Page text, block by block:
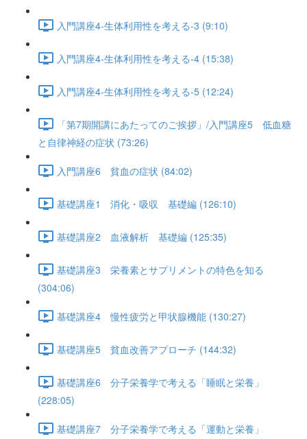
入門講座4-生体利用性を考える-3 (9:10)
入門講座4-生体利用性を考える-4 (15:38)
入門講座4-生体利用性を考える-5 (12:24)
「第7期開講にあたってのご挨拶」/入門講座5 低血糖
と自律神経の症状 (73:26)
入門講座6 貧血の症状 (84:02)
基礎講座1 消化・吸収 基礎編 (126:10)
基礎講座2 血液解析 基礎編 (125:35)
基礎講座3 栄養素とサプリメントの特色を知る
(304:06)
基礎講座4 慢性疲労と甲状腺機能 (130:27)
基礎講座5 貧血改善アプローチ (144:32)
基礎講座6 分子栄養学で考える「睡眠と栄養」
(228:05)
基礎講座7 分子栄養学で考える「運動と栄養」